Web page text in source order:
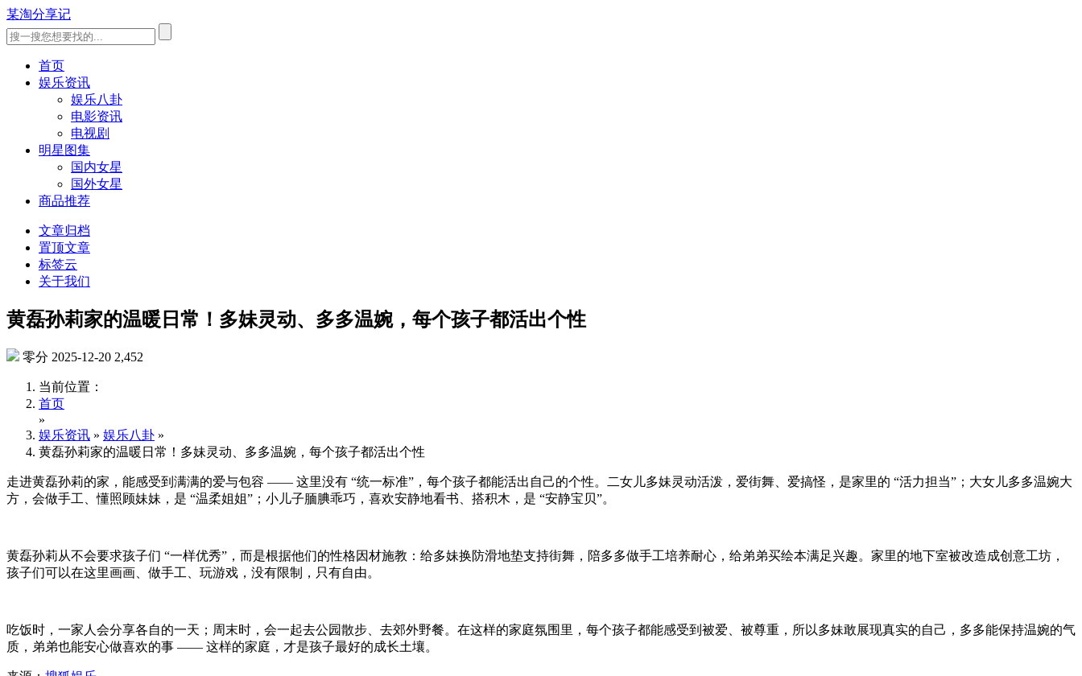
某淘分享记
首页
娱乐资讯
娱乐八卦
电影资讯
电视剧
明星图集
国内女星
国外女星
商品推荐
文章归档
置顶文章
标签云
关于我们
黄磊孙莉家的温暖日常！多妹灵动、多多温婉，每个孩子都活出个性
零分 2025-12-20 2,452
当前位置：
首页
»
娱乐资讯 » 娱乐八卦 »
黄磊孙莉家的温暖日常！多妹灵动、多多温婉，每个孩子都活出个性
走进黄磊孙莉的家，能感受到满满的爱与包容 —— 这里没有 “统一标准”，每个孩子都能活出自己的个性。二女儿多妹灵动活泼，爱街舞、爱搞怪，是家里的 “活力担当”；大女儿多多温婉大
方，会做手工、懂照顾妹妹，是 “温柔姐姐”；小儿子腼腆乖巧，喜欢安静地看书、搭积木，是 “安静宝贝”。
黄磊孙莉从不会要求孩子们 “一样优秀”，而是根据他们的性格因材施教：给多妹换防滑地垫支持街舞，陪多多做手工培养耐心，给弟弟买绘本满足兴趣。家里的地下室被改造成创意工坊，
孩子们可以在这里画画、做手工、玩游戏，没有限制，只有自由。
吃饭时，一家人会分享各自的一天；周末时，会一起去公园散步、去郊外野餐。在这样的家庭氛围里，每个孩子都能感受到被爱、被尊重，所以多妹敢展现真实的自己，多多能保持温婉的气
质，弟弟也能安心做喜欢的事 —— 这样的家庭，才是孩子最好的成长土壤。